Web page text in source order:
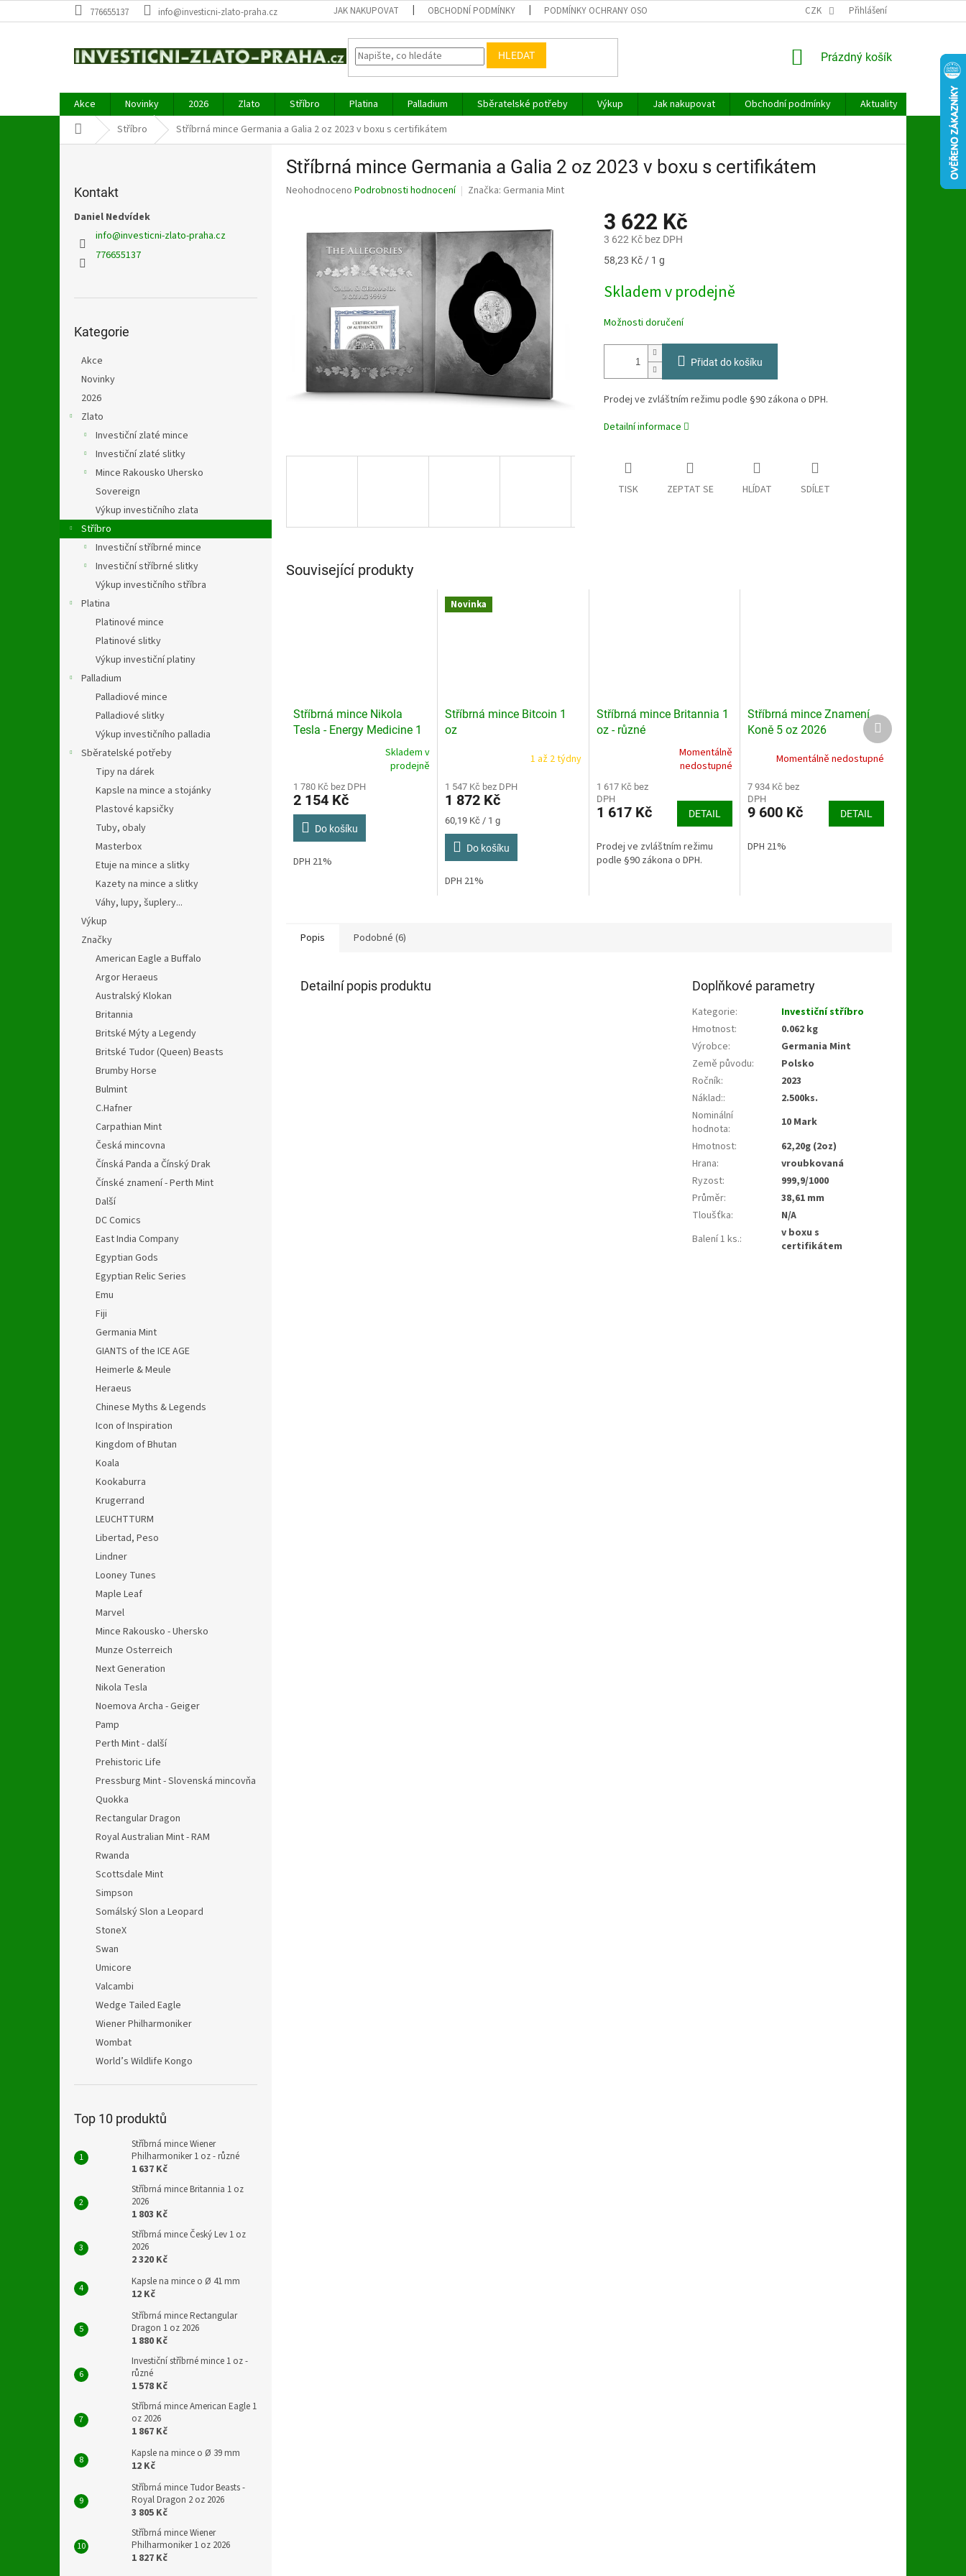
na
776655137 info@investicni-zlato-praha.cz JAK NAKUPOVAT OBCHODNÍ PODMÍNKY PODMÍNKY OCHRANY OSOBNÍCH ÚDAJŮ CZK Přihlášení
HLEDAT
NÁKUPNÍ
Prázdný košík
Akce Novinky 2026 Zlato Stříbro Platina Palladium Sběratelské potřeby Výkup Jak nakupovat Obchodní podmínky Aktuality
Kontakt
Domů Stříbro Stříbrná mince Germania a Galia 2 oz 2023 v boxu s certifikátem
Kontakt
Daniel Nedvídek
info@investicni-zlato-praha.cz
776655137
kategorie
Kategorie
Akce
Novinky
2026
Zlato
Investiční zlaté mince
Investiční zlaté slitky
Mince Rakousko Uhersko
Sovereign
Výkup investičního zlata
Stříbro
Investiční stříbrné mince
Investiční stříbrné slitky
Výkup investičního stříbra
Platina
Platinové mince
Platinové slitky
Výkup investiční platiny
Palladium
Palladiové mince
Palladiové slitky
Výkup investičního palladia
Sběratelské potřeby
Tipy na dárek
Kapsle na mince a stojánky
Plastové kapsičky
Tuby, obaly
Masterbox
Etuje na mince a slitky
Kazety na mince a slitky
Váhy, lupy, šuplery...
Výkup
Značky
American Eagle a Buffalo
Argor Heraeus
Australský Klokan
Britannia
Britské Mýty a Legendy
Britské Tudor (Queen) Beasts
Brumby Horse
Bulmint
C.Hafner
Carpathian Mint
Česká mincovna
Čínská Panda a Čínský Drak
Čínské znamení - Perth Mint
Další
DC Comics
East India Company
Egyptian Gods
Egyptian Relic Series
Emu
Fiji
Germania Mint
GIANTS of the ICE AGE
Heimerle & Meule
Heraeus
Chinese Myths & Legends
Icon of Inspiration
Kingdom of Bhutan
Koala
Kookaburra
Krugerrand
LEUCHTTURM
Libertad, Peso
Lindner
Looney Tunes
Maple Leaf
Marvel
Mince Rakousko - Uhersko
Munze Osterreich
Next Generation
Nikola Tesla
Noemova Archa - Geiger
Pamp
Perth Mint - další
Prehistoric Life
Pressburg Mint - Slovenská mincovňa
Quokka
Rectangular Dragon
Royal Australian Mint - RAM
Rwanda
Scottsdale Mint
Simpson
Somálský Slon a Leopard
StoneX
Swan
Umicore
Valcambi
Wedge Tailed Eagle
Wiener Philharmoniker
Wombat
World’s Wildlife Kongo
Top 10 produktů
Stříbrná mince Wiener
Philharmoniker 1 oz - různé
1 637 Kč
Stříbrná mince Britannia 1 oz
2026
1 803 Kč
Stříbrná mince Český Lev 1 oz
2026
2 320 Kč
Kapsle na mince o Ø 41 mm
12 Kč
Stříbrná mince Rectangular
Dragon 1 oz 2026
1 880 Kč
Investiční stříbrné mince 1 oz -
různé
1 578 Kč
Stříbrná mince American Eagle 1
oz 2026
1 867 Kč
Kapsle na mince o Ø 39 mm
12 Kč
Stříbrná mince Tudor Beasts -
Royal Dragon 2 oz 2026
3 805 Kč
Stříbrná mince Wiener
Philharmoniker 1 oz 2026
1 827 Kč
Stříbrná mince Germania a Galia 2 oz 2023 v boxu s certifikátem
Průměrné
hvězdiček.
Neohodnoceno Podrobnosti hodnocení Značka: Germania Mint
3 622 Kč
3 622 Kč bez DPH
Měrná
58,23 Kč / 1 g
Skladem v prodejně
Možnosti doručení
Přidat do košíku
Prodej ve zvláštním režimu podle §90 zákona o DPH.
Detailní informace
TISK ZEPTAT SE HLÍDAT SDÍLET
Související produkty
Stříbrná mince Nikola
Tesla - Energy Medicine 1
produktu
je
5,0
5
hvězdiček.
Skladem v
prodejně
1 780 Kč bez DPH
2 154 Kč
Do košíku
DPH 21%
Novinka
Stříbrná mince Bitcoin 1
oz
1 až 2 týdny
1 547 Kč bez DPH
1 872 Kč
Měrná
cena:
60,19 Kč / 1 g
Do košíku
DPH 21%
Stříbrná mince Britannia 1
oz - různé
produktu
je
4,1
5
hvězdiček.
Momentálně
nedostupné
1 617 Kč bez
DPH
1 617 Kč DETAIL
Prodej ve zvláštním režimu
podle §90 zákona o DPH.
Stříbrná mince Znamení
Koně 5 oz 2026
Momentálně nedostupné
7 934 Kč bez
DPH
9 600 Kč DETAIL
DPH 21%
Další
produkt
Popis Podobné (6)
Detailní popis produktu Doplňkové parametry
Kategorie:
Investiční stříbro
Hmotnost:
0.062 kg
Výrobce:
Germania Mint
Země původu:
Polsko
Ročník:
2023
Náklad::
2.500ks.
Nominální
hodnota:
10 Mark
Hmotnost:
62,20g (2oz)
Hrana:
vroubkovaná
Ryzost:
999,9/1000
Průměr:
38,61 mm
Tloušťka:
N/A
Balení 1 ks.:
v boxu s
certifikátem